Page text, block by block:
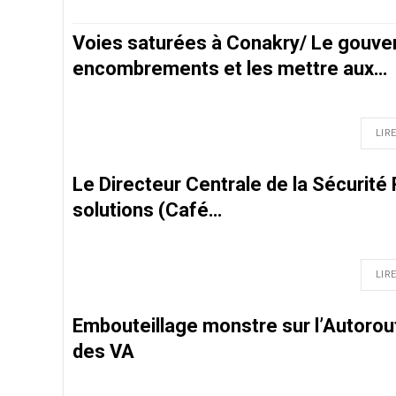
Voies saturées à Conakry/ Le
encombrements et les mettre aux…
Le Directeur Centrale de la
solutions (Café…
Embouteillage monstre sur
des VA